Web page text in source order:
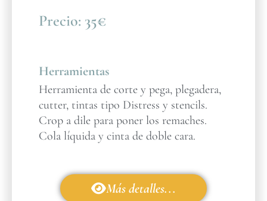
Precio: 35€
Herramientas
Herramienta de corte y pega, plegadera,
cutter, tintas tipo Distress y stencils.
Crop a dile para poner los remaches.
Cola líquida y cinta de doble cara.
Más detalles...